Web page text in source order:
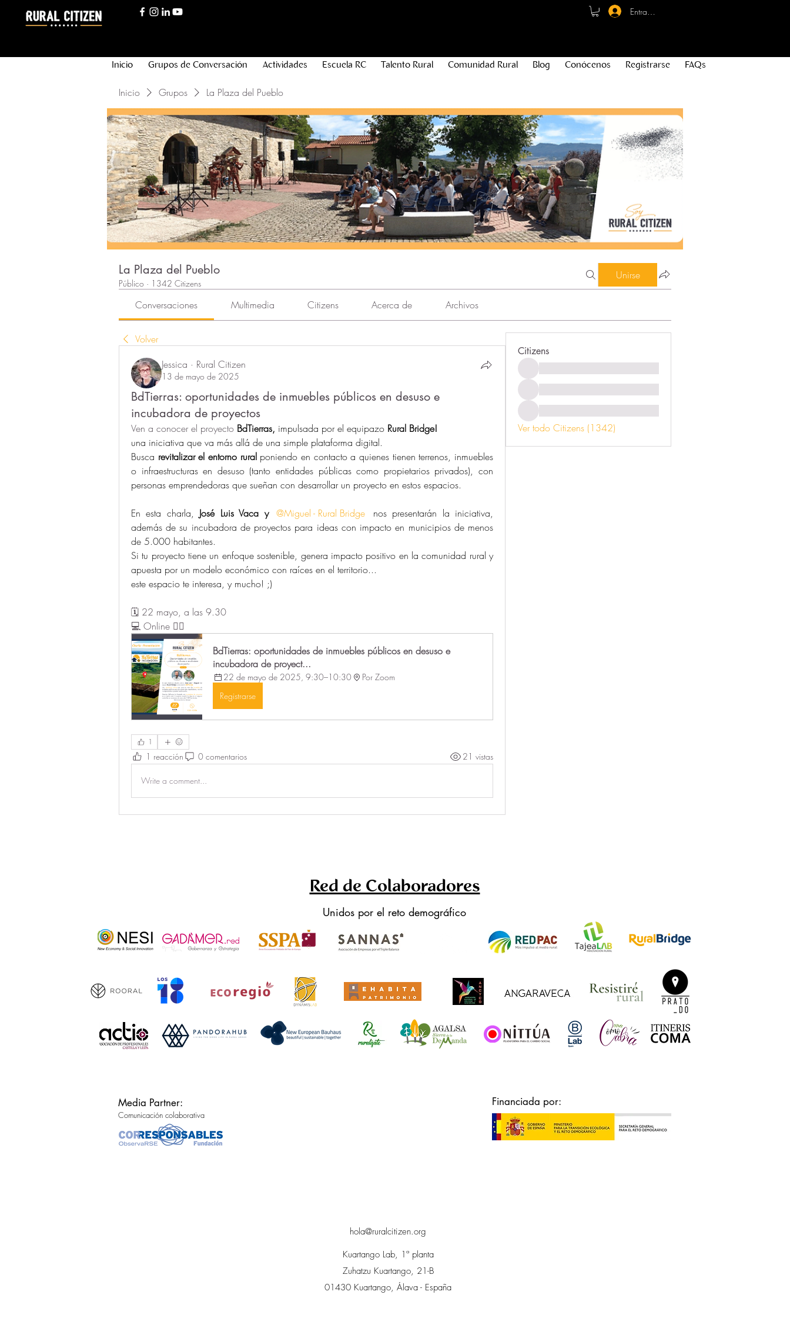
Entrar - Registro
Inicio Grupos de Conversación Actividades Escuela RC Talento Rural Comunidad Rural Blog Conócenos Registrarse FAQs
Inicio Grupos La Plaza del Pueblo
La Plaza del Pueblo
Público · 1342 Citizens
Unirse
Conversaciones Multimedia Citizens Acerca de Archivos
Volver
Jessica · Rural Citizen
13 de mayo de 2025
BdTierras: oportunidades de inmuebles públicos en desuso e
incubadora de proyectos
Ven a conocer el proyecto BdTierras, impulsada por el equipazo Rural Bridge!
una iniciativa que va más allá de una simple plataforma digital.
Busca revitalizar el entorno rural poniendo en contacto a quienes tienen terrenos, inmuebles
o infraestructuras en desuso (tanto entidades públicas como propietarios privados), con
personas emprendedoras que sueñan con desarrollar un proyecto en estos espacios.
En esta charla, José Luis Vaca y @Miguel - Rural Bridge
nos presentarán la iniciativa,
además de su incubadora de proyectos para ideas con impacto en municipios de menos
de 5.000 habitantes.
Si tu proyecto tiene un enfoque sostenible, genera impacto positivo en la comunidad rural y
apuesta por un modelo económico con raíces en el territorio...
este espacio te interesa, y mucho! ;)
🗓️ 22 mayo, a las 9.30
💻 Online 👇🏻
BdTierras: oportunidades de inmuebles públicos en desuso e
incubadora de proyect...
22 de mayo de 2025, 9:30–10:30
Por Zoom
Registrarse
1
1 reacción 0 comentarios 21 vistas
Write a comment...
Citizens
Ver todo Citizens (1342)
Red de Colaboradores
Unidos por el reto demográfico
Media Partner:
Comunicación colaborativa
Financiada por:
hola@ruralcitizen.org
Kuartango Lab, 1ª planta
Zuhatzu Kuartango, 21-B
01430 Kuartango, Álava - España